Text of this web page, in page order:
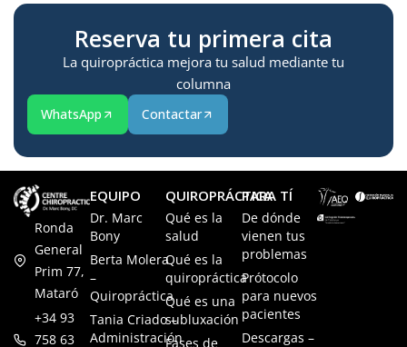
Reserva tu primera cita
La quiropráctica mejora tu salud mediante tu
columna
WhatsApp Contactar
Ronda
General
Prim 77,
Mataró
+34 93
758 63
EQUIPO
Dr. Marc
Bony
Berta Molera
–
Quiropráctica
Tania Criado –
Administración
QUIROPRÁCTICA
Qué es la
salud
Qué es la
quiropráctica
Qué es una
subluxación
Fases de
PARA TÍ
De dónde
vienen tus
problemas
Prótocolo
para nuevos
pacientes
Descargas –